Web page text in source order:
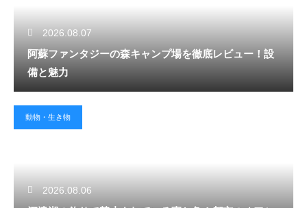
2026.08.07
阿蘇ファンタジーの森キャンプ場を徹底レビュー！設
備と魅力
動物・生き物
2026.08.06